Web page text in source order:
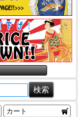
カート